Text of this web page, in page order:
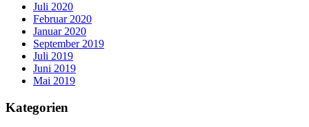
Juli 2020
Februar 2020
Januar 2020
September 2019
Juli 2019
Juni 2019
Mai 2019
Kategorien